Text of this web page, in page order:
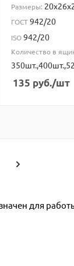
Размеры:
ГОСТ942/20
ISO942/20
Количество в
135 руб./шт
для